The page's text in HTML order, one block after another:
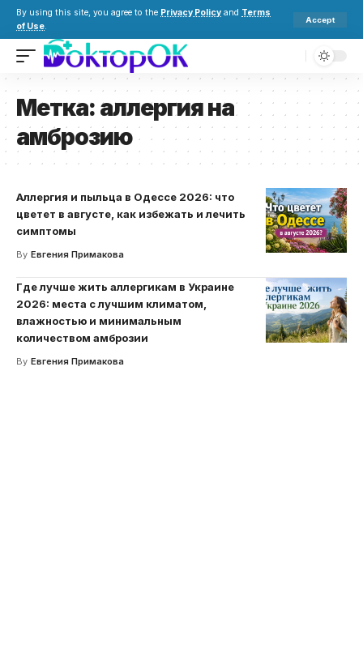
By using this site, you agree to the Privacy Policy and Terms
of Use.
Accept
Метка: аллергия на
амброзию
Аллергия и пыльца в Одессе 2026: что
цветет в августе, как избежать и лечить
симптомы
By Евгения Примакова
Где лучше жить аллергикам в Украине
2026: места с лучшим климатом,
влажностью и минимальным
количеством амброзии
By Евгения Примакова